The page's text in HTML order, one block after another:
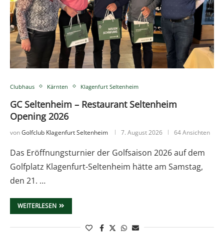
Clubhaus Kärnten Klagenfurt Seltenheim
GC Seltenheim – Restaurant Seltenheim
Opening 2026
vonGolfclub Klagenfurt Seltenheim 7. August 2026 64 Ansichten
Das Eröffnungsturnier der Golfsaison 2026 auf dem
Golfplatz Klagenfurt-Seltenheim hätte am Samstag,
den 21. …
WEITERLESEN